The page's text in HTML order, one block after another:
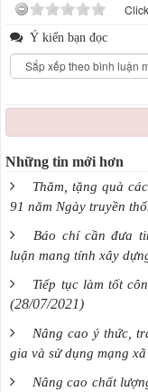
Ý kiến bạn đọc
Những tin mới hơn
Thăm, tặng quà
91 năm Ngày truyền
Báo chí cần đưa
luận mang tính xây
Tiếp tục làm tốt
(28/07/2021)
Nâng cao ý thức,
gia và sử dụng mạng
Nâng cao chất